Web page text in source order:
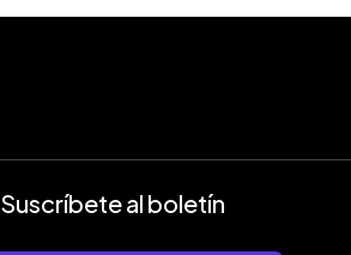
Suscríbete al boletín